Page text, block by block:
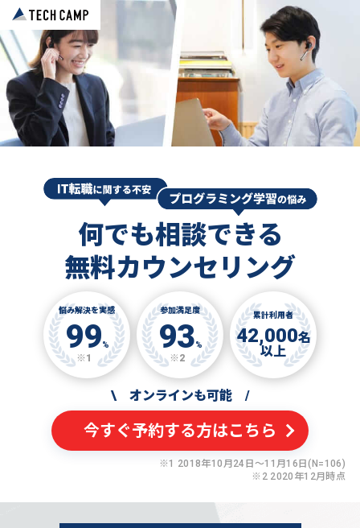
何でも相談できる
無料カウンセリング
悩み解決を実感
99%
※1
参加満足度
93%
※2
累計利用者
42,000名
以上
\ オンラインも可能 /
今すぐ予約する方はこちら
※1 2018年10月24日〜11月16日(N=106)
※2 2020年12月時点